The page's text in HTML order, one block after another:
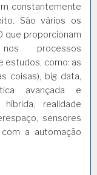
constantemente
São vários os
que proporcionam
processos
estudos, como: as
coisas), big data,
avançada e
realidade
sensores
a automação